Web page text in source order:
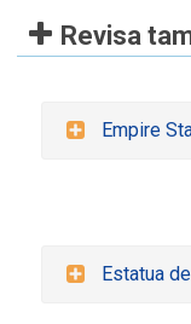
Revisa
Empire
Estatua